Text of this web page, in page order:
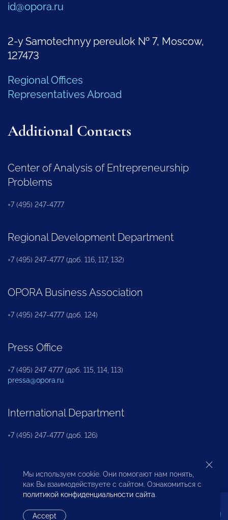
id@opora.ru
2-y Samotechnyy pereulok № 7, Moscow,
127473
Regional Offices
Representatives Abroad
Additional Contacts
Center of Analysis of Entrepreneurship
Problems
+7 (495) 247-4777
Regional Development Department
+7 (495) 247-4777 (доб. 116, 117, 132)
OPORA Business Association
+7 (495) 247-4777 (доб. 124)
Press Office
+7 (495) 247 4777 (доб. 115, 114, 113)
pressa@opora.ru
International Department
+7 (495) 247-4777 (доб. 126)
Business and Investment Rights Protection
Department
Мы используем cookie. Они помогают нам понять,
как Вы взаимодействуете с сайтом. Ознакомиться с
политикой конфиденциальности сайта.
Accept